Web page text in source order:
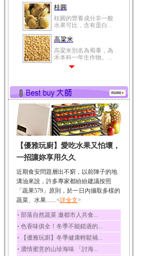
桂圓
桂圓的營養成分非一般
水果可比，含有蛋白...
高粱米
高粱米別名為蜀黍，為
禾本科一年生作物。...
有蛋白質、脂肪、磷...
鮪魚
鮪魚肚肉中的不飽和脂
肪酸內富含EPA和DH...
韭菜
韭菜所含的膳食纖維能
幫助消化與通便；揮...
冬瓜
冬瓜營養價值高，鈉含
量極低是水腫病人的...
豆豉
豆豉裡頭含有營養的蛋
白質、脂肪、鈣、磷...
榛果
榛果裡所含的營養素有
蛋白質、脂肪、醣類...
【優雅玩廚】愛吃水果又怕壞，
一招讓妳享用久久
近期食安問題層出不窮，以前陣子的地
溝油來說，許多專家都紛紛建議按照
「蔬果579」原則，於一日內攝取多樣的
蔬菜、水果.......<詳全文>
‧ 部落自然蔬菜 邀都市人共食...
‧ 色香味俱全！冬季不能錯過的...
‧ 【優雅玩廚】冬季健康輕鬆補...
‧ 濃情蜜意的山珍海味 「討海...